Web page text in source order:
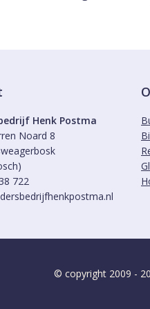
Henk Postma
Noard 8
722
© copyright 2009 -